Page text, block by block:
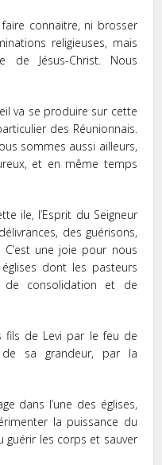
connaitre, ni brosser
religieuses, mais
de Jésus-Christ. Nous
va se produire sur cette
des Réunionnais.
sommes aussi ailleurs,
et en même temps
ile, l’Esprit du Seigneur
des guérisons,
une joie pour nous
dont les pasteurs
de consolidation et de
fils de Levi par le feu de
sa grandeur, par la
dans l’une des églises,
la puissance du
guérir les corps et sauver